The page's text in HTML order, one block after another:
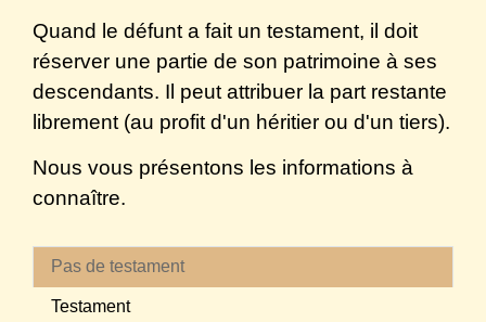
Quand le défunt a fait un testament, il doit
réserver une partie de son patrimoine à ses
descendants. Il peut attribuer la part restante
librement (au profit d'un héritier ou d'un tiers).
Nous vous présentons les informations à
connaître.
Pas de testament
Testament